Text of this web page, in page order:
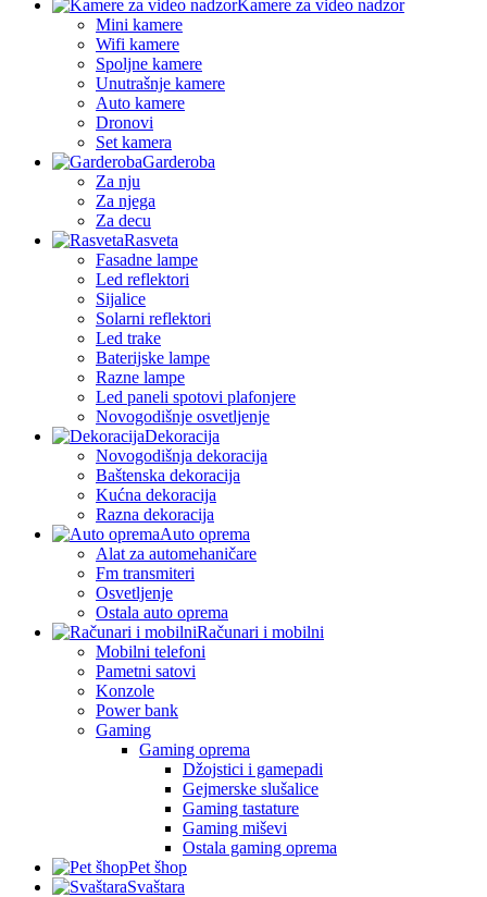
Kamere za video nadzor
Mini kamere
Wifi kamere
Spoljne kamere
Unutrašnje kamere
Auto kamere
Dronovi
Set kamera
Garderoba
Za nju
Za njega
Za decu
Rasveta
Fasadne lampe
Led reflektori
Sijalice
Solarni reflektori
Led trake
Baterijske lampe
Razne lampe
Led paneli spotovi plafonjere
Novogodišnje osvetljenje
Dekoracija
Novogodišnja dekoracija
Baštenska dekoracija
Kućna dekoracija
Razna dekoracija
Auto oprema
Alat za automehaničare
Fm transmiteri
Osvetljenje
Ostala auto oprema
Računari i mobilni
Mobilni telefoni
Pametni satovi
Konzole
Power bank
Gaming
Gaming oprema
Džojstici i gamepadi
Gejmerske slušalice
Gaming tastature
Gaming miševi
Ostala gaming oprema
Pet šhop
Svaštara